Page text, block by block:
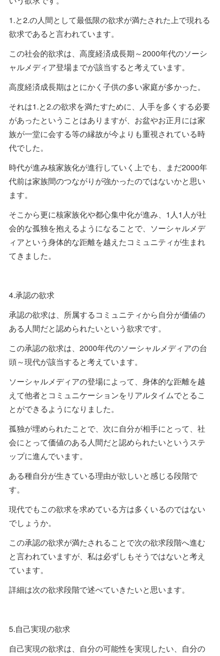
1.と2.の人間として最低限の欲求が満たされた上で現れる
欲求であると言われています。
この社会的欲求は、高度経済成長期～2000年代のソーシ
ャルメディア登場までが該当すると考えています。
高度経済成長期はとにかく子供の多い家庭が多かった。
それは1.と2.の欲求を満たすために、人手を多くする必要
があったということはありますが、お盆やお正月には家
族が一堂に会する等の縁故が今よりも重視されている時
代でした。
時代が進み核家族化が進行していく上でも、まだ2000年
代前は家族間のつながりが強かったのではないかと思い
ます。
そこから更に核家族化や都心集中化が進み、1人1人が社
会的な孤独を抱えるようになることで、ソーシャルメデ
ィアという身体的な距離を越えたコミュニティが生まれ
てきました。
4.承認の欲求
承認の欲求は、所属するコミュニティから自分が価値の
ある人間だと認められたいという欲求です。
この承認の欲求は、2000年代のソーシャルメディアの台
頭～現代が該当すると考えています。
ソーシャルメディアの登場によって、身体的な距離を越
えて他者とコミュニケーションをリアルタイムでとるこ
とができるようになりました。
孤独が埋められたことで、次に自分が相手にとって、社
会にとって価値のある人間だと認められたいというステ
ップに進んでいます。
ある種自分が生きている理由が欲しいと感じる段階で
す。
現代でもこの欲求を求めている方は多くいるのではない
でしょうか。
この承認の欲求が満たされることで次の欲求段階へ進む
と言われていますが、私は必ずしもそうではないと考え
ています。
詳細は次の欲求段階で述べていきたいと思います。
5.自己実現の欲求
自己実現の欲求は、自分の可能性を実現したい、自分の